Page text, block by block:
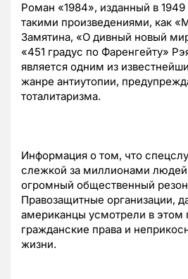
Роман «1984», изданный в 1949
такими произведениями, как
Замятина, «О дивный новый
«451 градус по Фаренгейту»
является одним из
жанре антиутопии,
тоталитаризма.
Информация о том, что
слежкой за миллионами
огромный общественный
Правозащитные организации,
американцы усмотрели в этом
гражданские права и
жизни.